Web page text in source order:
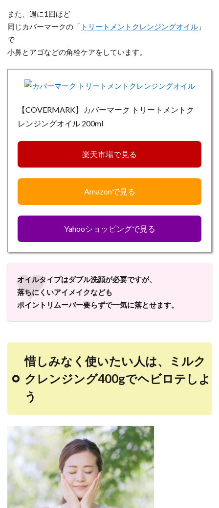
また、週に1回ほど
同じカバーマークの「 トリートメントクレンジングオイル 」
で
小鼻とアゴなどの角栓ケアをしています。
【COVERMARK】カバーマーク トリートメントク
レンジングオイル 200ml
楽天市場で見る
Amazonで見る
Yahooショッピングで見る
オイルタイプはダブル洗顔が必要ですが、
落ちにくいアイメイクなども
ポイントリムーバー要らずで一気に落とせます。
惜しみなく使いたい人は、ミルク
クレンジング400gでヘビロテしよ
う